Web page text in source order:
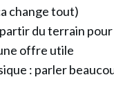
change tout)
du terrain pour
offre utile
: parler